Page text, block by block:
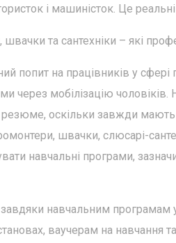
і машиністок. Це
та сантехніки – які
попит на працівників у
через мобілізацію чоловіків.
резюме, оскільки завжди
швачки, слюсарі-
навчальні програми,
навчальним програмам у
ваучерам на навчання